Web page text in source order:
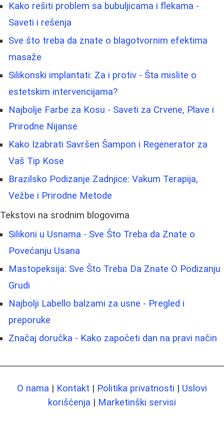
Kako rešiti problem sa bubuljicama i flekama -
Saveti i rešenja
Sve što treba da znate o blagotvornim efektima
masaže
Silikonski implantati: Za i protiv - Šta mislite o
estetskim intervencijama?
Najbolje Farbe za Kosu - Saveti za Crvene, Plave i
Prirodne Nijanse
Kako Izabrati Savršen Šampon i Regenerator za
Vaš Tip Kose
Brazilsko Podizanje Zadnjice: Vakum Terapija,
Vežbe i Prirodne Metode
Tekstovi na srodnim blogovima
Silikoni u Usnama - Sve Što Treba da Znate o
Povećanju Usana
Mastopeksija: Sve Što Treba Da Znate O Podizanju
Grudi
Najbolji Labello balzami za usne - Pregled i
preporuke
Značaj doručka - Kako započeti dan na pravi način
O nama | Kontakt | Politika privatnosti | Uslovi
korišćenja | Marketinški servisi